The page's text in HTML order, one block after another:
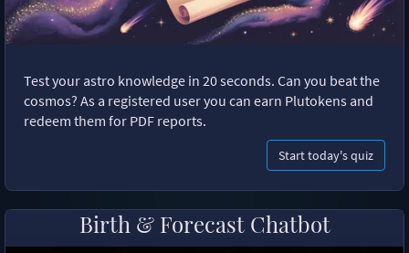
Test your astro knowledge in 20 seconds. Can you beat the
cosmos? As a registered user you can earn Plutokens and
redeem them for PDF reports.
Start today's quiz
Birth & Forecast Chatbot